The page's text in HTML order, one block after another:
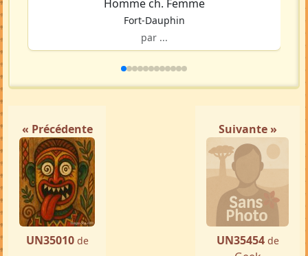
Homme ch. Femme
Fort-Dauphin
par ...
« Précédente
UN35010 de
Suivante »
UN35454 de